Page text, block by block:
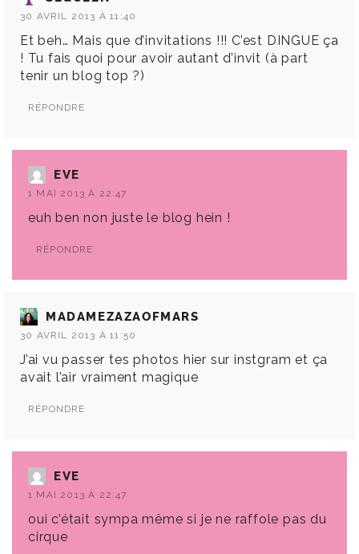
30 AVRIL 2013 À 11:40
Et beh… Mais que d’invitations !!! C’est DINGUE ça
! Tu fais quoi pour avoir autant d’invit (à part
tenir un blog top ?)
RÉPONDRE
EVE
1 MAI 2013 À 22:47
euh ben non juste le blog hein !
RÉPONDRE
MADAMEZAZAOFMARS
30 AVRIL 2013 À 11:50
J’ai vu passer tes photos hier sur instgram et ça
avait l’air vraiment magique
RÉPONDRE
EVE
1 MAI 2013 À 22:47
oui c’était sympa même si je ne raffole pas du
cirque